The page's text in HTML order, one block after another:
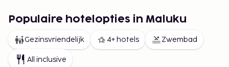
Populaire hotelopties in Maluku
Gezinsvriendelijk 4+ hotels Zwembad
All inclusive